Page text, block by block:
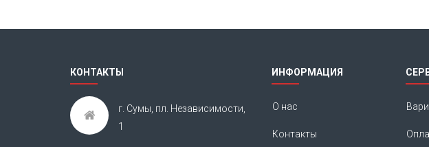
КОНТАКТЫ
г. Сумы, пл. Независимости,
1
ИНФОРМАЦИЯ
О нас
Контакты